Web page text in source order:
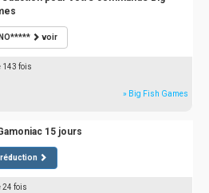
voir
143 fois
» Big Fish Games
15 jours
24 fois